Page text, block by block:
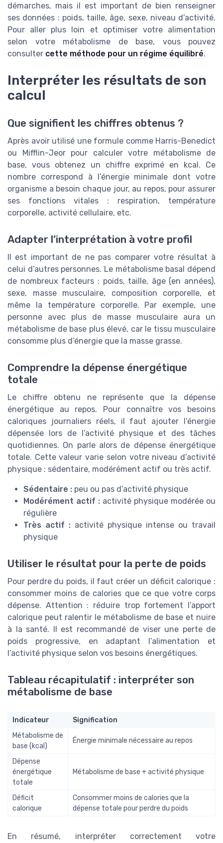
démarches, mais il est important de bien renseigner
ses données : poids, taille, âge, sexe, niveau d’activité.
Pour aller plus loin et optimiser votre alimentation
selon votre métabolisme de base, vous pouvez
consulter cette méthode pour un régime équilibré.
Interpréter les résultats de son
calcul
Que signifient les chiffres obtenus ?
Après avoir utilisé une formule comme Harris-Benedict
ou Mifflin-Jeor pour calculer votre métabolisme de
base, vous obtenez un chiffre exprimé en kcal. Ce
nombre correspond à l’énergie minimale dont votre
organisme a besoin chaque jour, au repos, pour assurer
ses fonctions vitales : respiration, température
corporelle, activité cellulaire, etc.
Adapter l’interprétation à votre profil
Il est important de ne pas comparer votre résultat à
celui d’autres personnes. Le métabolisme basal dépend
de nombreux facteurs : poids, taille, âge (en années),
sexe, masse musculaire, composition corporelle, et
même la température corporelle. Par exemple, une
personne avec plus de masse musculaire aura un
métabolisme de base plus élevé, car le tissu musculaire
consomme plus d’énergie que la masse grasse.
Comprendre la dépense énergétique
totale
Le chiffre obtenu ne représente que la dépense
énergétique au repos. Pour connaître vos besoins
caloriques journaliers réels, il faut ajouter l’énergie
dépensée lors de l’activité physique et des tâches
quotidiennes. On parle alors de dépense énergétique
totale. Cette valeur varie selon votre niveau d’activité
physique : sédentaire, modérément actif ou très actif.
Sédentaire : peu ou pas d’activité physique
Modérément actif : activité physique modérée ou
régulière
Très actif : activité physique intense ou travail
physique
Utiliser le résultat pour la perte de poids
Pour perdre du poids, il faut créer un déficit calorique :
consommer moins de calories que ce que votre corps
dépense. Attention : réduire trop fortement l’apport
calorique peut ralentir le métabolisme de base et nuire
à la santé. Il est recommandé de viser une perte de
poids progressive, en adaptant l’alimentation et
l’activité physique selon vos besoins énergétiques.
Tableau récapitulatif : interpréter son
métabolisme de base
Indicateur
Signification
Métabolisme de
base (kcal)
Énergie minimale nécessaire au repos
Dépense
énergétique
totale
Métabolisme de base + activité physique
Déficit
calorique
Consommer moins de calories que la
dépense totale pour perdre du poids
En résumé, interpréter correctement votre